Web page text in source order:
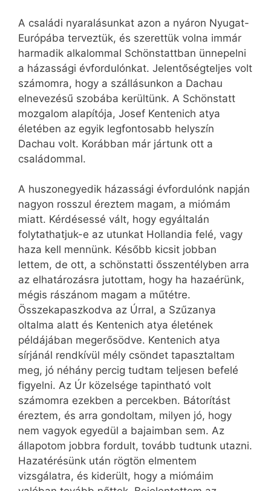
A családi nyaralásunkat azon a nyáron Nyugat-
Európába terveztük, és szerettük volna immár
harmadik alkalommal Schönstattban ünnepelni
a házassági évfordulónkat. Jelentőségteljes volt
számomra, hogy a szállásunkon a Dachau
elnevezésű szobába kerültünk. A Schönstatt
mozgalom alapítója, Josef Kentenich atya
életében az egyik legfontosabb helyszín
Dachau volt. Korábban már jártunk ott a
családommal.
A huszonegyedik házassági évfordulónk napján
nagyon rosszul éreztem magam, a miómám
miatt. Kérdésessé vált, hogy egyáltalán
folytathatjuk-e az utunkat Hollandia felé, vagy
haza kell mennünk. Később kicsit jobban
lettem, de ott, a schönstatti ősszentélyben arra
az elhatározásra jutottam, hogy ha hazaérünk,
mégis rászánom magam a műtétre.
Összekapaszkodva az Úrral, a Szűzanya
oltalma alatt és Kentenich atya életének
példájában megerősödve. Kentenich atya
sírjánál rendkívül mély csöndet tapasztaltam
meg, jó néhány percig tudtam teljesen befelé
figyelni. Az Úr közelsége tapintható volt
számomra ezekben a percekben. Bátorítást
éreztem, és arra gondoltam, milyen jó, hogy
nem vagyok egyedül a bajaimban sem. Az
állapotom jobbra fordult, tovább tudtunk utazni.
Hazatérésünk után rögtön elmentem
vizsgálatra, és kiderült, hogy a miómáim